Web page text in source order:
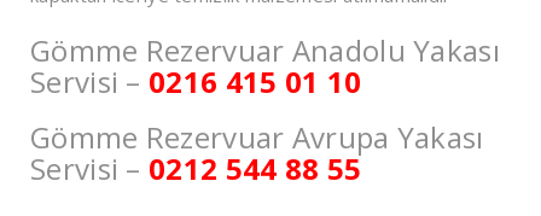
Gömme Rezervuar Anadolu Yakası
Servisi – 0216 415 01 10
Gömme Rezervuar Avrupa Yakası
Servisi – 0212 544 88 55